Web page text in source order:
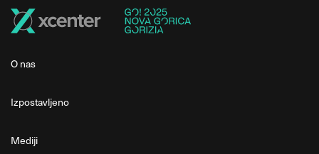
O nas
Izpostavljeno
Mediji